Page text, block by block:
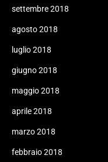
settembre 2018
agosto 2018
luglio 2018
giugno 2018
maggio 2018
aprile 2018
marzo 2018
febbraio 2018